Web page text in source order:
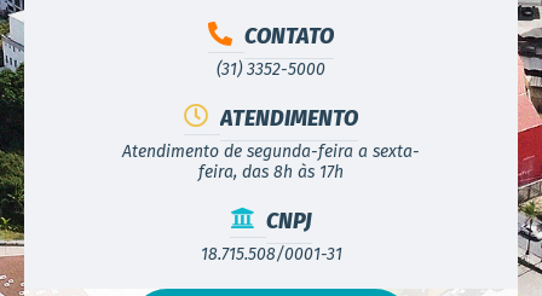
CONTATO
(31) 3352-5000
ATENDIMENTO
Atendimento de segunda-feira a sexta-
feira, das 8h às 17h
CNPJ
18.715.508/0001-31